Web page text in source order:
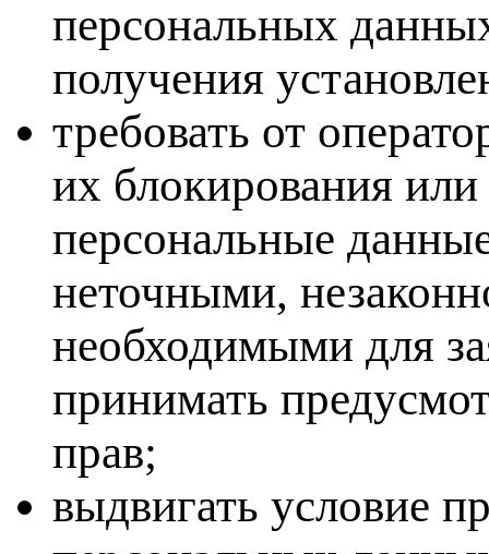
персональных
получения
требовать от
их блокирования
персональные
неточными,
необходимыми для
принимать
прав;
выдвигать условие